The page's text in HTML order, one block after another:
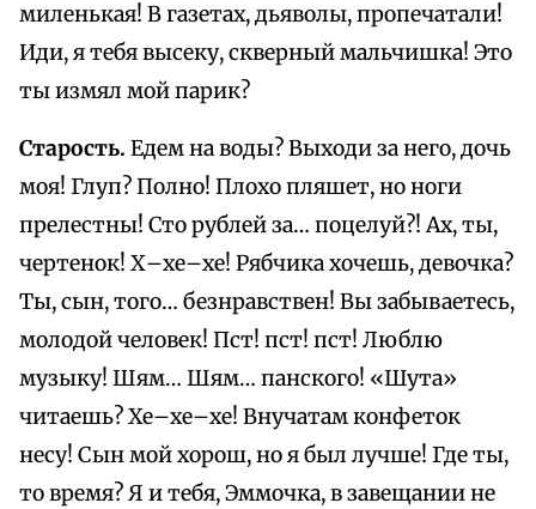
миленькая! В газетах, дьяволы, пропечатали!
Иди, я тебя высеку, скверный мальчишка! Это
ты измял мой парик?
Старость. Едем на воды? Выходи за него, дочь
моя! Глуп? Полно! Плохо пляшет, но ноги
прелестны! Сто рублей за… поцелуй?! Ах, ты,
чертенок! Х–хе–хе! Рябчика хочешь, девочка?
Ты, сын, того… безнравствен! Вы забываетесь,
молодой человек! Пст! пст! пст! Люблю
музыку! Шям… Шям… панского! «Шута»
читаешь? Хе–хе–хе! Внучатам конфеток
несу! Сын мой хорош, но я был лучше! Где ты,
то время? Я и тебя, Эммочка, в завещании не